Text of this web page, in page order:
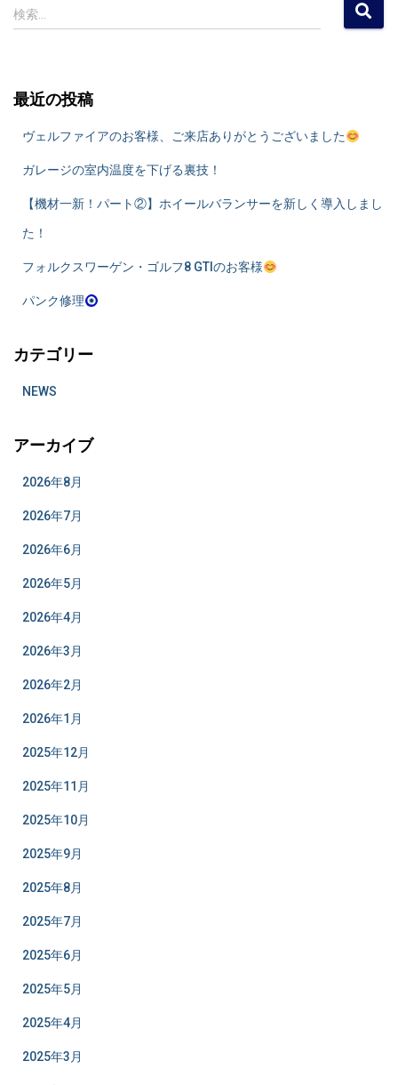
検
索
検索…
最近の投稿
ヴェルファイアのお客様、ご来店ありがとうございました
ガレージの室内温度を下げる裏技！
​【機材一新！パート②】ホイールバランサーを新しく導入しまし
た！
フォルクスワーゲン・ゴルフ8 GTIのお客様
パンク修理
カテゴリー
NEWS
アーカイブ
2026年8月
2026年7月
2026年6月
2026年5月
2026年4月
2026年3月
2026年2月
2026年1月
2025年12月
2025年11月
2025年10月
2025年9月
2025年8月
2025年7月
2025年6月
2025年5月
2025年4月
2025年3月